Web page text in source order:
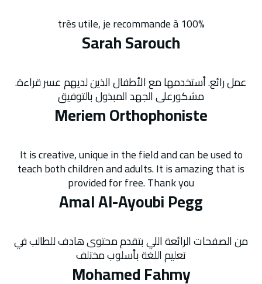
très utile, je recommande à 100%
Sarah Sarouch
عمل رائع. أستخدمها مع الأطفال الذين لديهم عسر قراءة.
مشكورعلى الجهد المبذول بالتوفيق
Meriem Orthophoniste
It is creative, unique in the field and can be used to
teach both children and adults. It is amazing that is
provided for free. Thank you
Amal Al-Ayoubi Pegg
من الصفحات الرائعة اللي بتقدم محتوى هادف للطالب في
تعليم اللغة بأسلوب مختلف
Mohamed Fahmy